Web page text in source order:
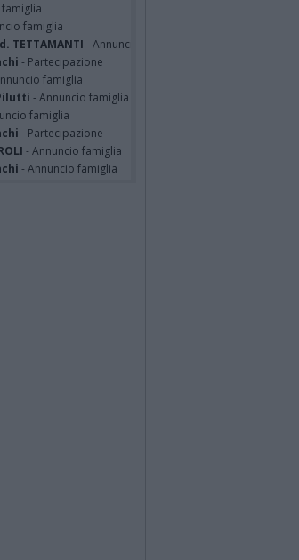
famiglia
TETTAMANTI - Annuncio famiglia
- Partecipazione
famiglia
- Annuncio famiglia
famiglia
- Partecipazione
- Annuncio famiglia
- Annuncio famiglia